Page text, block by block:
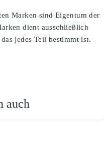
Marken sind Eigentum der
dient ausschließlich
jedes Teil bestimmt ist.
auch